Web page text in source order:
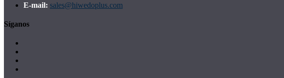
E-mail: sales@hiwedoplus.com
Síganos